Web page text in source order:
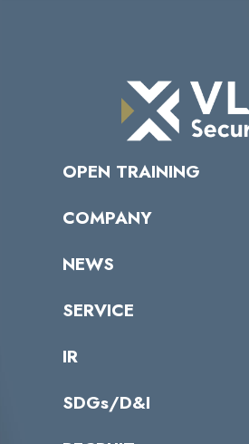
OPEN TRAINING
受講者の声
COMPANY
トップメッセージ
ミッション／ビジョン
パートナー企業一覧
NEWS
サイバーニュース
SERVICE
カテゴリー別サービス一覧
IR
IRカレンダー
SDGs/D&I